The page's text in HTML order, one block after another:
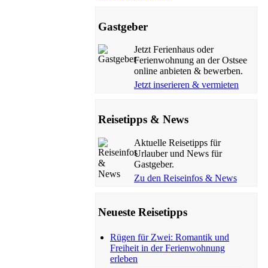
Gastgeber
Jetzt Ferienhaus oder
Ferienwohnung an der Ostsee
online anbieten & bewerben.
Jetzt inserieren & vermieten
Reisetipps & News
Aktuelle Reisetipps für
Urlauber und News für
Gastgeber.
Zu den Reiseinfos & News
Neueste Reisetipps
Rügen für Zwei: Romantik und
Freiheit in der Ferienwohnung
erleben